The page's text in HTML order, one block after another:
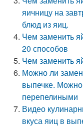
яичницу на
блюд из яиц.
Чем заменить
20 способов
Чем заменить
Можно ли
выпечке.
перепелиными
Видео
вкуса яиц в